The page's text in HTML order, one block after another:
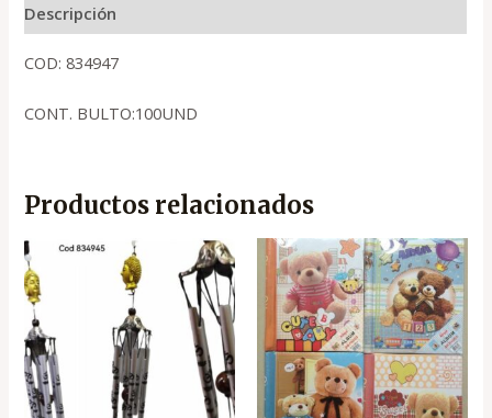
Descripción
COD: 834947
CONT. BULTO:100UND
Productos relacionados
El
precio
original
era:
.
₡1,650
El
precio
actual
es:
.
₡1,100